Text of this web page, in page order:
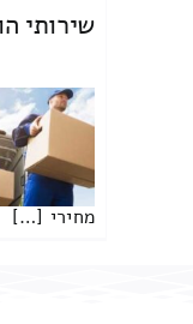
שירותי
מחירי […]